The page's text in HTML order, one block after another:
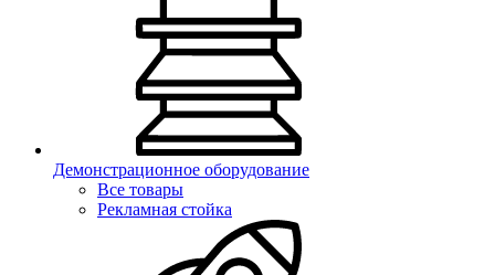
Демонстрационное оборудование
Все товары
Рекламная стойка